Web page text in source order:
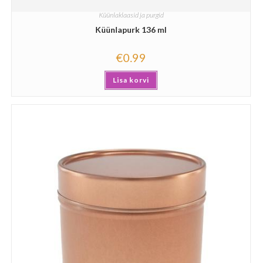
Küünlaklaasid ja purgid
Küünlapurk 136 ml
€0.99
Lisa korvi